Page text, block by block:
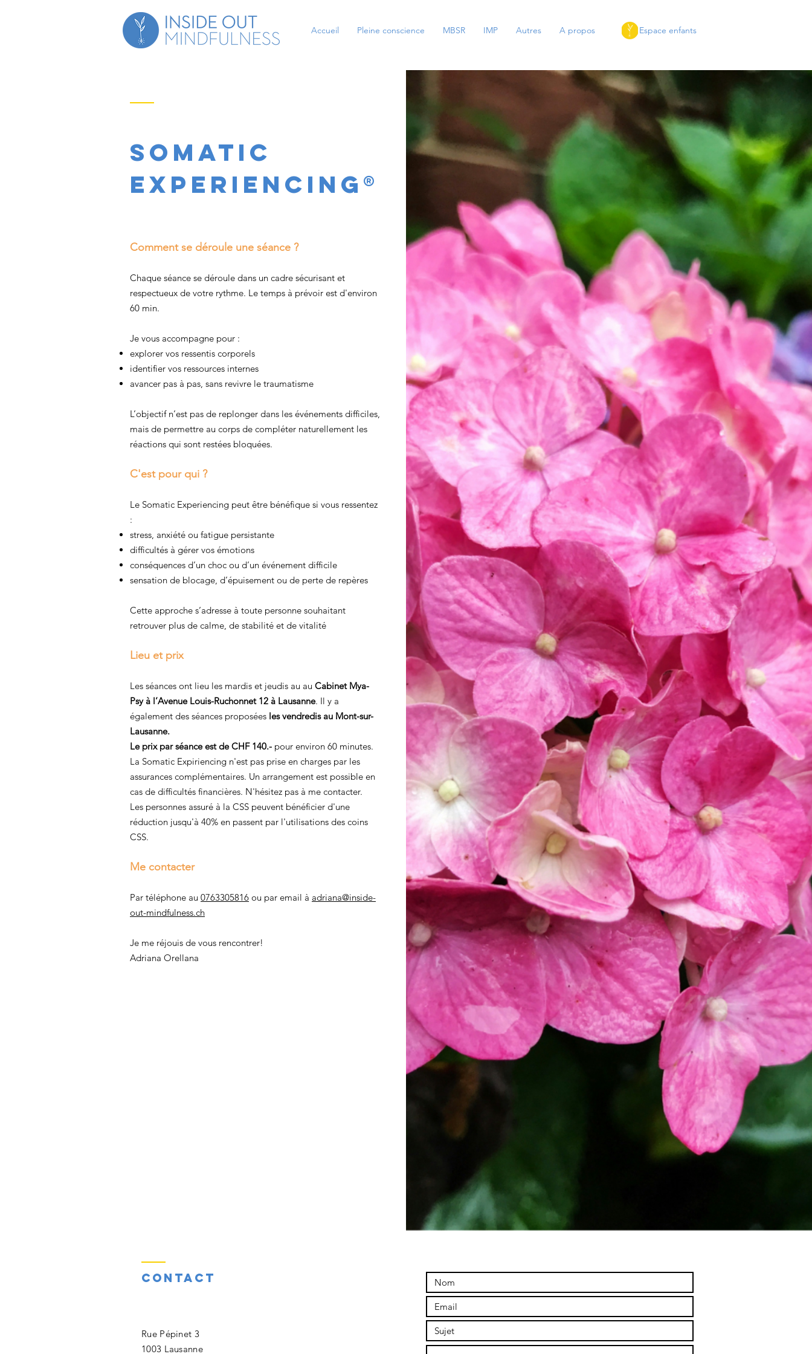
Accueil Pleine conscience MBSR IMP Autres A propos Espace enfants
Somatic
Experiencing ®
Comment se déroule une séance ?
Chaque séance se déroule dans un cadre sécurisant et
respectueux de votre rythme. Le temps à prévoir est d'environ
60 min.
Je vous accompagne pour :
explorer vos ressentis corporels
identifier vos ressources internes
avancer pas à pas, sans revivre le traumatisme
L’objectif n’est pas de replonger dans les événements difficiles,
mais de permettre au corps de compléter naturellement les
réactions qui sont restées bloquées.
C'est pour qui ?
Le Somatic Experiencing peut être bénéfique si vous ressentez
:
stress, anxiété ou fatigue persistante
difficultés à gérer vos émotions
conséquences d’un choc ou d’un événement difficile
sensation de blocage, d’épuisement ou de perte de repères
Cette approche s’adresse à toute personne souhaitant
retrouver plus de calme, de stabilité et de vitalité
Lieu et prix
Les séances ont lieu les mardis et jeudis au au Cabinet Mya-
Psy à l’Avenue Louis-Ruchonnet 12 à Lausanne. Il y a
également des séances proposées les vendredis au Mont-sur-
Lausanne.
Le prix par séance est de CHF 140.- pour environ 60 minutes.
La Somatic Expiriencing n'est pas prise en charges par les
assurances complémentaires. Un arrangement est possible en
cas de difficultés financières. N'hésitez pas à me contacter.
Les personnes assuré à la CSS peuvent bénéficier d'une
réduction jusqu'à 40% en passent par l'utilisations des coins
CSS.
Me contacter
Par téléphone au 0763305816 ou par email à adriana@inside-
out-mindfulness.ch
​Je me réjouis de vous rencontrer​!
Adriana Orellana
Contact
​Rue Pépinet 3
1003 Lausanne